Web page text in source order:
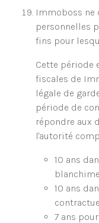
Immoboss ne
personnelles
fins pour
Cette période
fiscales de
légale de
période de
répondre aux
l'autorité
10 ans
10 ans
7 ans